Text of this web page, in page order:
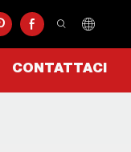
CONTATTACI